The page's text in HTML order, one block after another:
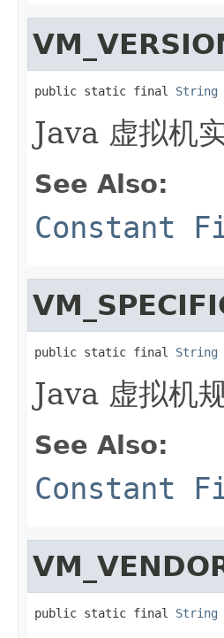
public static final String
Java 虚拟机
See Also:
Constant
public static final String
Java 虚拟机
See Also:
Constant
public static final String